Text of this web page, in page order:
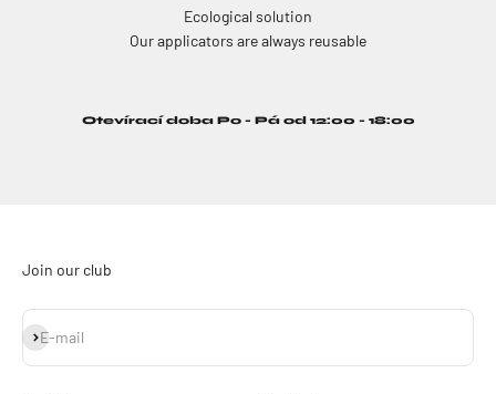
Ecological solution
Our applicators are always reusable
Otevírací doba Po - Pá od 12:00 - 18:00
Join our club
E-mail
Subscribe